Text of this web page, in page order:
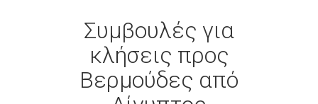
Συμβουλές για
κλήσεις προς
Βερμούδες από